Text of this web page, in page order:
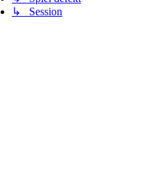
↳ Session